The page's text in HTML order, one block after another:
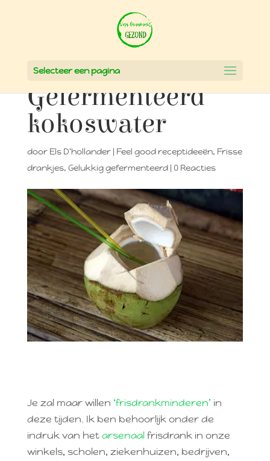
Selecteer een pagina
Gefermenteerd
kokoswater
door Els D'hollander| Feel good receptideeën, Frisse
drankjes, Gelukkig gefermenteerd| 0 Reacties
Je zal maar willen ‘frisdrankminderen’ in
deze tijden. Ik ben behoorlijk onder de
indruk van hetarsenaalfrisdrank in onze
winkels, scholen, ziekenhuizen, bedrijven,